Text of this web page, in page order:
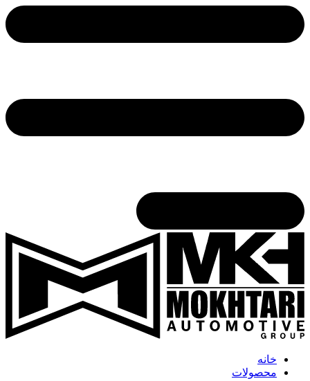
خانه
محصولات